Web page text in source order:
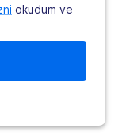
okudum ve